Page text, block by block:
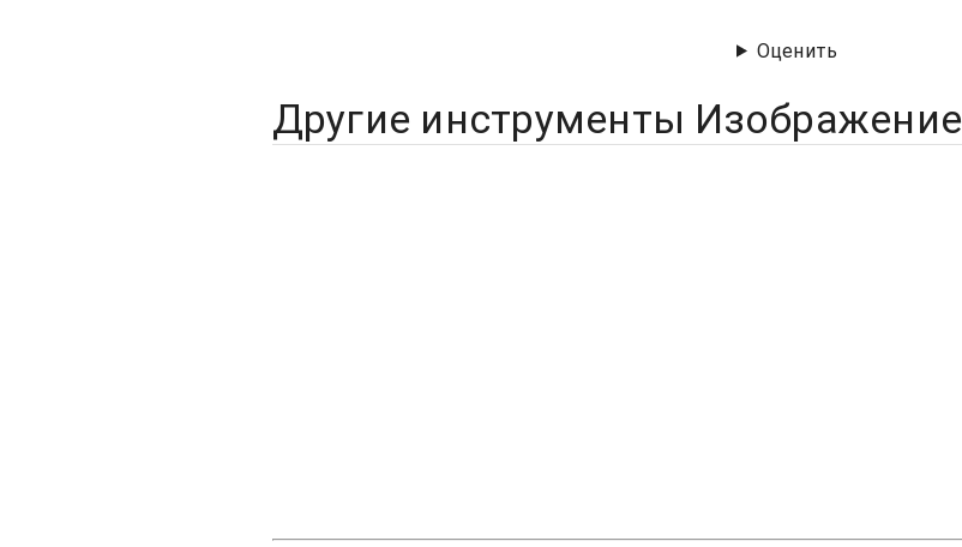
Оценить
Другие инструменты Изображение